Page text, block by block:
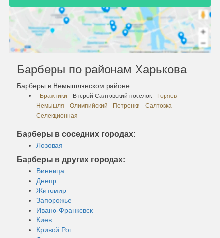
Барберы по районам Харькова
Барберы в Немышлянском районе:
- Бражники - Второй Салтовский поселок - Горяев -
Немышля - Олимпийский - Петренки - Салтовка -
Селекционная
Барберы в соседних городах:
Лозовая
Барберы в других городах:
Винница
Днепр
Житомир
Запорожье
Ивано-Франковск
Киев
Кривой Рог